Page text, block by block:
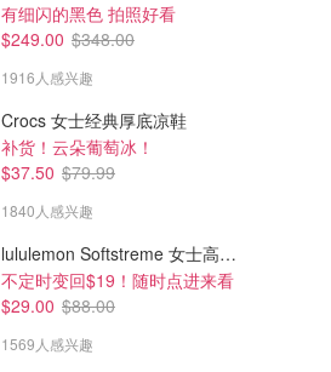
有细闪的黑色 拍照好看
$249.00 $348.00
1916人感兴趣
Crocs 女士经典厚底凉鞋
补货！云朵葡萄冰！
$37.50 $79.99
1840人感兴趣
lululemon Softstreme 女士高腰短裤 10cm
不定时变回$19！随时点进来看
$29.00 $88.00
1569人感兴趣